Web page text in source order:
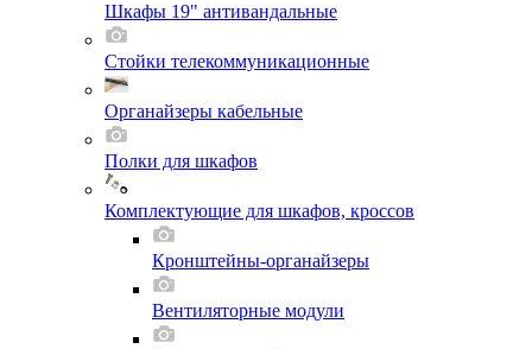
Шкафы 19" антивандальные
Стойки телекоммуникационные
Органайзеры кабельные
Полки для шкафов
Комплектующие для шкафов, кроссов
Кронштейны-органайзеры
Вентиляторные модули